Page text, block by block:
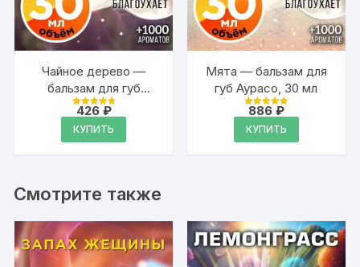
Чайное дерево —
бальзам для губ
Аурасо, 30 мл
Оценка
из 5
426 ₽
КУПИТЬ
Мята — бальзам для
губ Аурасо, 30 мл
Оценка
из 5
886 ₽
КУПИТЬ
Смотрите также